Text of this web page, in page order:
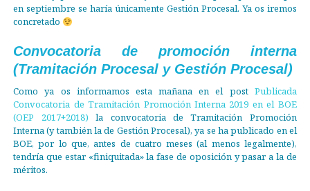
en septiembre se haría únicamente Gestión Procesal. Ya os iremos
concretado
Convocatoria de promoción interna
(Tramitación Procesal y Gestión Procesal)
Como ya os informamos esta mañana en el post Publicada
Convocatoria de Tramitación Promoción Interna 2019 en el BOE
(OEP 2017+2018) la convocatoria de Tramitación Promoción
Interna (y también la de Gestión Procesal), ya se ha publicado en el
BOE, por lo que, antes de cuatro meses (al menos legalmente),
tendría que estar «finiquitada» la fase de oposición y pasar a la de
méritos.